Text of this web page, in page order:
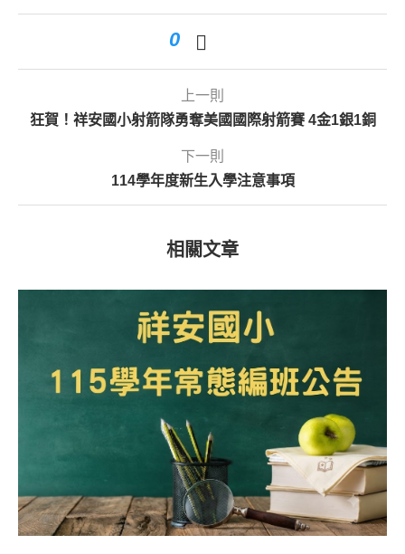
0
上一則
狂賀！祥安國小射箭隊勇奪美國國際射箭賽 4金1銀1銅
下一則
114學年度新生入學注意事項
相關文章